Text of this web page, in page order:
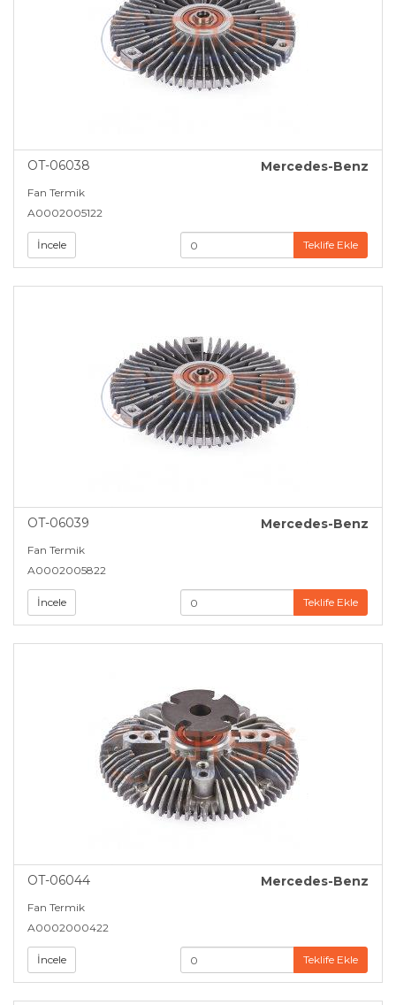
OT-06038 Mercedes-Benz
Fan Termik
A0002005122
İncele Teklife Ekle
OT-06039 Mercedes-Benz
Fan Termik
A0002005822
İncele Teklife Ekle
OT-06044 Mercedes-Benz
Fan Termik
A0002000422
İncele Teklife Ekle